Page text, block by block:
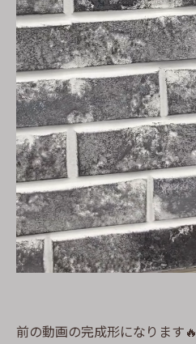
前の動画の完成形になります🔥